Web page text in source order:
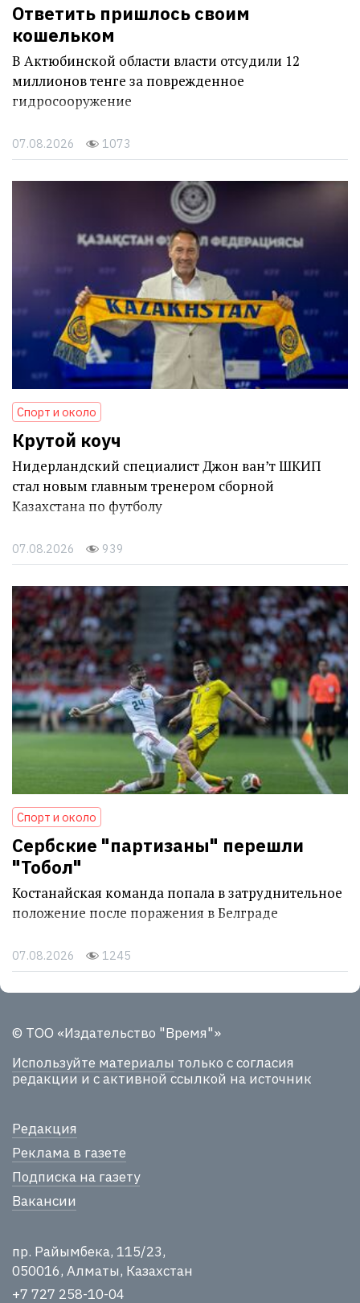
Ответить пришлось своим
кошельком
В Актюбинской области власти отсудили 12
миллионов тенге за поврежденное
гидросооружение
07.08.2026 1073
Спорт и около
Крутой коуч
Нидерландский специалист Джон ван’т ШКИП
стал новым главным тренером сборной
Казахстана по футболу
07.08.2026 939
Спорт и около
Сербские "партизаны" перешли
"Тобол"
Костанайская команда попала в затруднительное
положение после поражения в Белграде
07.08.2026 1245
© ТОО «Издательство "Время"»
Используйте материалы только с согласия
редакции и с активной ссылкой на источник
Редакция
Реклама в газете
Подписка на газету
Вакансии
пр. Райымбека, 115/23,
050016, Алматы, Казахстан
+7 727 258-10-04